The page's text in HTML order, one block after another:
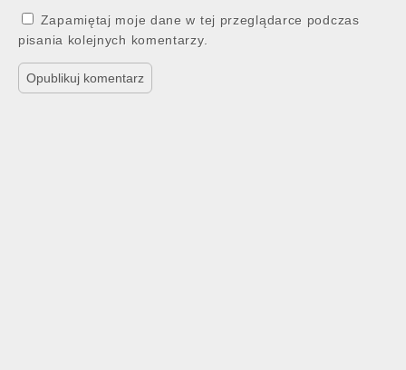
Zapamiętaj moje dane w tej przeglądarce podczas
pisania kolejnych komentarzy.